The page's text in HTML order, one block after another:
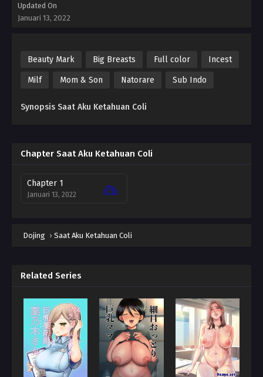
Updated On
Januari 13, 2022
Beauty Mark Big Breasts Full color Incest
Milf Mom & Son Natorare Sub Indo
Synopsis Saat Aku Ketahuan Coli
Chapter Saat Aku Ketahuan Coli
Chapter 1
Januari 13, 2022
Dojing › Saat Aku Ketahuan Coli
Related Series